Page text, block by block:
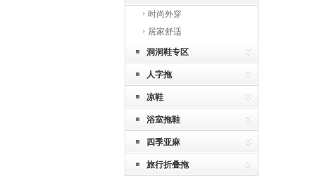
时尚外穿
居家舒适
洞洞鞋专区
人字拖
凉鞋
浴室拖鞋
四季亚麻
旅行折叠拖